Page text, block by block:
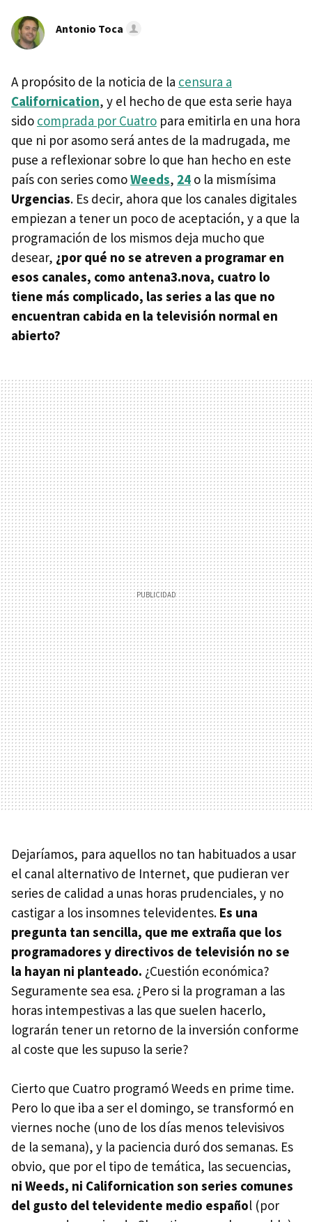
Antonio Toca
A propósito de la noticia de la censura a
Californication, y el hecho de que esta serie haya
sido comprada por Cuatro para emitirla en una hora
que ni por asomo será antes de la madrugada, me
puse a reflexionar sobre lo que han hecho en este
país con series comoWeeds, 24 o la mismísima
Urgencias. Es decir, ahora que los canales digitales
empiezan a tener un poco de aceptación, y a que la
programación de los mismos deja mucho que
desear, ¿por qué no se atreven a programar en
esos canales, como antena3.nova, cuatro lo
tiene más complicado, las series a las que no
encuentran cabida en la televisión normal en
abierto?
Dejaríamos, para aquellos no tan habituados a usar
el canal alternativo de Internet, que pudieran ver
series de calidad a unas horas prudenciales, y no
castigar a los insomnes televidentes. Es una
pregunta tan sencilla, que me extraña que los
programadores y directivos de televisión no se
la hayan ni planteado. ¿Cuestión económica?
Seguramente sea esa. ¿Pero si la programan a las
horas intempestivas a las que suelen hacerlo,
lograrán tener un retorno de la inversión conforme
al coste que les supuso la serie?
Cierto que Cuatro programó Weeds en prime time.
Pero lo que iba a ser el domingo, se transformó en
viernes noche (uno de los días menos televisivos
de la semana), y la paciencia duró dos semanas. Es
obvio, que por el tipo de temática, las secuencias,
ni Weeds, ni Californication son series comunes
del gusto del televidente medio español (por